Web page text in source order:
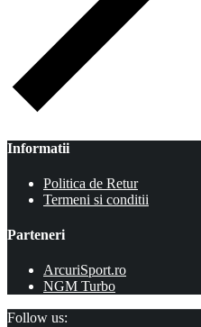
Informatii
Politica de Retur
Termeni si conditii
Parteneri
ArcuriSport.ro
NGM Turbo
Follow us: